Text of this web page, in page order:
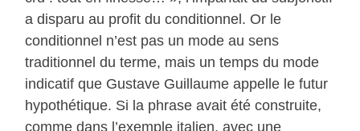
a disparu au profit du conditionnel. Or le
conditionnel n’est pas un mode au sens
traditionnel du terme, mais un temps du mode
indicatif que Gustave Guillaume appelle le futur
hypothétique. Si la phrase avait été construite,
comme dans l’exemple italien, avec une